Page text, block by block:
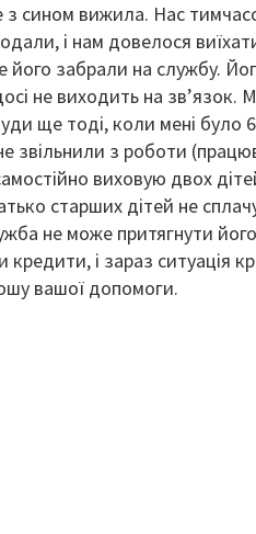
з сином вижила. Нас
і нам довелося
його забрали на службу.
не виходить на
ще тоді, коли мені було
звільнили з роботи
виховую двох
старших дітей не
не може притягнути
і зараз ситуація
вашої допомоги.